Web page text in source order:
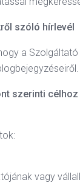
szóló hírlevél
a Szolgáltató
szerinti
vagy